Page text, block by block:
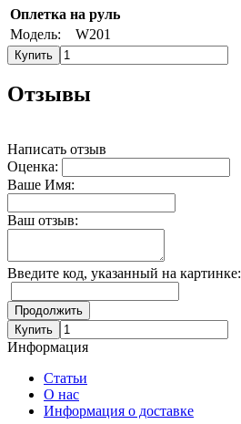
Оплетка на руль
Модель:
W201
Купить
Отзывы
Написать отзыв
Оценка:
Ваше Имя:
Ваш отзыв:
Введите код, указанный на картинке:
Продолжить
Купить
Информация
Статьи
О нас
Информация о доставке